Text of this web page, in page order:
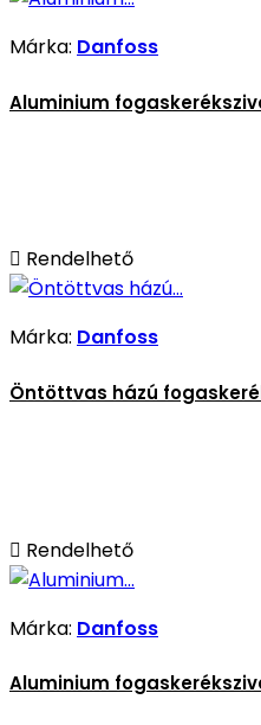
Márka: Danfoss
Aluminium
 Rendelhető
Márka: Danfoss
Öntöttvas házú
 Rendelhető
Márka: Danfoss
Aluminium